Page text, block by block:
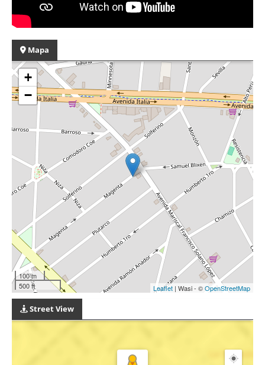
Mapa
+
−
100 m
500 ft
Leaflet | Wasi - ©OpenStreetMap
Street View